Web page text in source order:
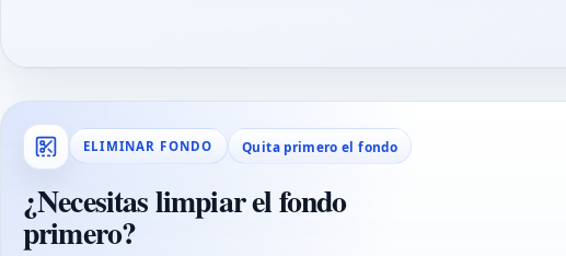
ELIMINAR FONDO Quita primero el fondo
¿Necesitas limpiar el fondo
primero?